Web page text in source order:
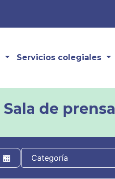
Servicios colegiales
Sala de prensa